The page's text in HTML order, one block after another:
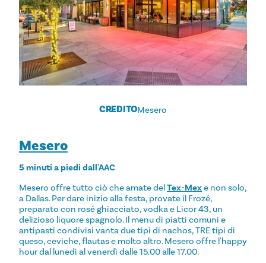
CREDITOMesero
Mesero
5 minuti a piedi dall'AAC
Mesero offre tutto ciò che amate del Tex-Mexe non solo,
a Dallas. Per dare inizio alla festa, provate il Frozé,
preparato con rosé ghiacciato, vodka e Licor 43, un
delizioso liquore spagnolo. Il menu di piatti comuni e
antipasti condivisi vanta due tipi di nachos, TRE tipi di
queso, ceviche, flautas e molto altro. Mesero offre l'happy
hour dal lunedì al venerdì dalle 15.00 alle 17.00.